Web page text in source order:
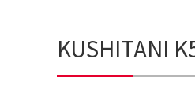
KUSHITANI